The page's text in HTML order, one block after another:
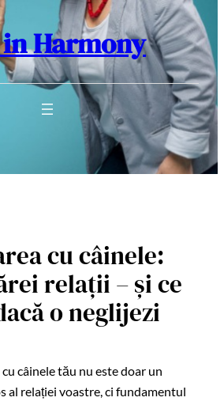
Harmony
cu câinele:
relații – și ce
o neglijezi
câinele tău nu este doar un
al relației voastre, ci fundamentul